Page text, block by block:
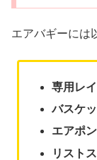
エアバギーには
専用レ
バスケ
エアポ
リスト